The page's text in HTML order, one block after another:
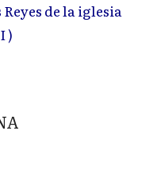
de la iglesia
)